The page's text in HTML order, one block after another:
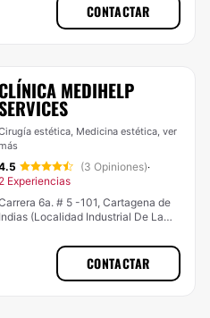
CONTACTAR
CLÍNICA MEDIHELP
estética, Medicina estética, ver
(3 Opiniones)·
2 Experiencias
6a. # 5 -101, Cartagena de
Indias (Localidad Industrial De La
CONTACTAR